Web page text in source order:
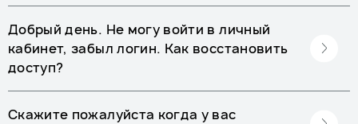
Добрый день. Не могу войти в личный
кабинет, забыл логин. Как восстановить
доступ?
Скажите пожалуйста когда у вас